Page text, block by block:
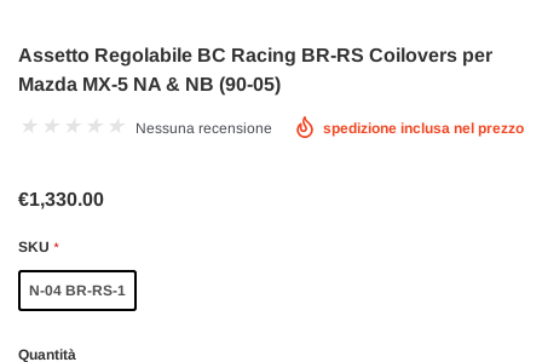
Assetto Regolabile BC Racing BR-RS Coilovers per
Mazda MX-5 NA & NB (90-05)
Nessuna recensione spedizione inclusa nel prezzo
€1,330.00
SKU *
N-04 BR-RS-1
Quantità